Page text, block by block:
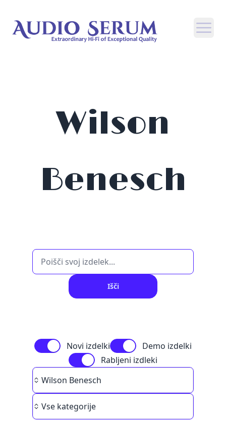
Wilson
Benesch
Išči
Novi izdelki
Demo izdelki
Rabljeni izdleki
Brand
Wilson Benesch
Category
Vse kategorije